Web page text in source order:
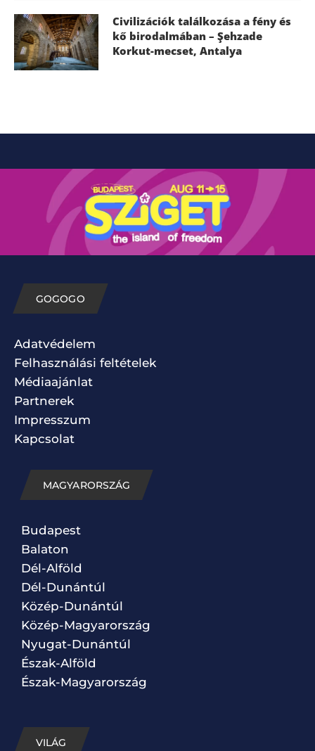
Civilizációk találkozása a fény és
kő birodalmában – Şehzade
Korkut-mecset, Antalya
GOGOGO
Adatvédelem
Felhasználási feltételek
Médiaajánlat
Partnerek
Impresszum
Kapcsolat
MAGYARORSZÁG
Budapest
Balaton
Dél-Alföld
Dél-Dunántúl
Közép-Dunántúl
Közép-Magyarország
Nyugat-Dunántúl
Észak-Alföld
Észak-Magyarország
VILÁG